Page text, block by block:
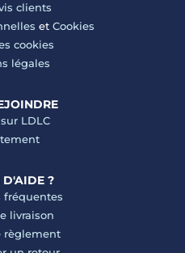
clients
et Cookies
cookies
légales
LDLC
D'AIDE ?
fréquentes
livraison
règlement